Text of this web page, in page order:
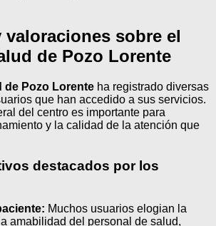
sobre el
de Pozo Lorente
de Pozo Lorente ha registrado diversas
que han accedido a sus servicios.
del centro es importante para
y la calidad de la atención que
destacados por los
Muchos usuarios elogian la
amabilidad del personal de salud,